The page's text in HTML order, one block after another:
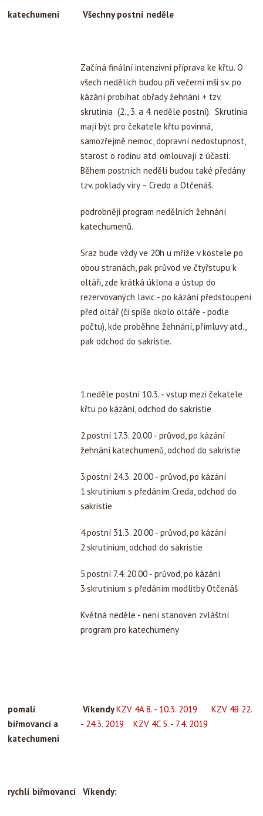
katechumeni Všechny postní neděle
Začíná finální intenzivní příprava ke křtu. O
všech nedělích budou při večerní mši sv. po
kázání probíhat obřady žehnání + tzv.
skrutinia (2., 3. a 4. neděle postní). Skrutinia
mají být pro čekatele křtu povinná,
samozřejmě nemoc, dopravní nedostupnost,
starost o rodinu atd. omlouvají z účasti.
Během postních nedělí budou také předány
tzv. poklady víry – Credo a Otčenáš.
podrobněji program nedělních žehnání
katechumenů.
Sraz bude vždy ve 20h u mříže v kostele po
obou stranách, pak průvod ve čtyřstupu k
oltáři, zde krátká úklona a ústup do
rezervovaných lavic - po kázání předstoupení
před oltář (či spíše okolo oltáře - podle
počtu), kde proběhne žehnání, přímluvy atd.,
pak odchod do sakristie.
1.neděle postní 10.3. - vstup mezi čekatele
křtu po kázání, odchod do sakristie
2.postní 17.3. 20.00 - průvod, po kázání
žehnání katechumenů, odchod do sakristie
3.postní 24.3. 20.00 - průvod, po kázání
1.skrutinium s předáním Creda, odchod do
sakristie
4.postní 31.3. 20.00 - průvod, po kázání
2.skrutinium, odchod do sakristie
5.postní 7.4. 20.00 - průvod, po kázání
3.skrutinium s předáním modlitby Otčenáš
Květná neděle - není stanoven zvláštní
program pro katechumeny
pomalí
biřmovanci a
katechumeni
VíkendyKZV 4A 8. - 10.3. 2019
KZV 4B 22.
- 24.3. 2019
KZV 4C 5. - 7.4. 2019
rychlí biřmovanci Víkendy: